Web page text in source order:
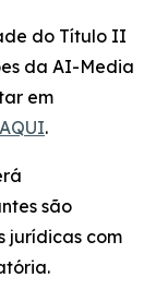
do Título II
da AI-Media
em
AQUI.
são
jurídicas com